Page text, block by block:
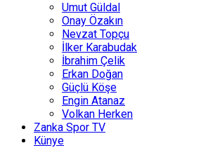
Umut Güldal
Onay Özakın
Nevzat Topçu
İlker Karabudak
İbrahim Çelik
Erkan Doğan
Güçlü Köşe
Engin Atanaz
Volkan Herken
Zanka Spor TV
Künye